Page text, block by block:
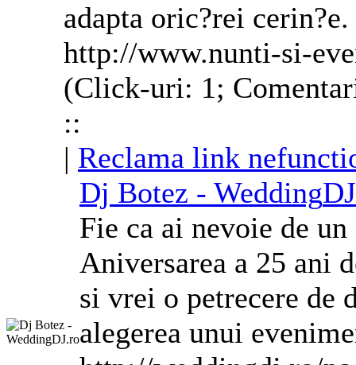
adapta oric?rei cerin?e.
http://www.nunti-si-
(Click-uri: 1;
::
| Reclama link
Dj Botez - WeddingDJ
Fie ca ai nevoie de un
Aniversarea a 25 ani
si vrei o petrecere de
alegerea unui